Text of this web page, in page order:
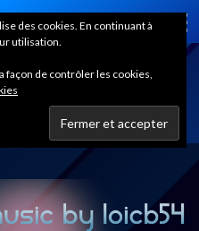
des cookies. En continuant à
utilisation.
façon de contrôler les cookies,